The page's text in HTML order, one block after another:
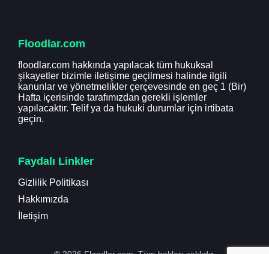
Floodlar.com
floodlar.com hakkında yapılacak tüm hukuksal
şikayetler bizimle iletişime geçilmesi halinde ilgili
kanunlar ve yönetmelikler çerçevesinde en geç 1 (Bir)
Hafta içerisinde tarafımızdan gerekli işlemler
yapılacaktır. Telif ya da hukuki durumlar için irtibata
geçin.
Faydalı Linkler
Gizlilik Politikası
Hakkımızda
İletişim